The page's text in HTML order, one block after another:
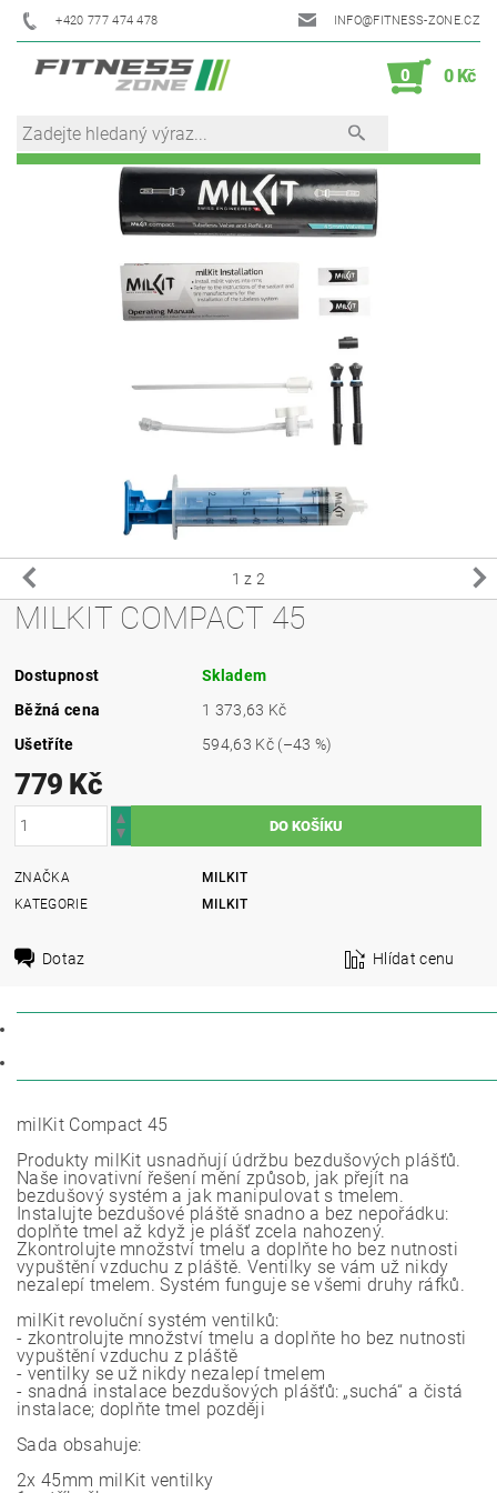
+420 777 474 478 INFO@FITNESS-ZONE.CZ
0 0 Kč
1 z 2
MILKIT COMPACT 45
Dostupnost
Skladem
Běžná cena
1 373,63 Kč
Ušetříte
594,63 Kč (–43 %)
779 Kč
ZNAČKA
MILKIT
KATEGORIE
MILKIT
Dotaz Hlídat cenu
milKit Compact 45
Produkty milKit usnadňují údržbu bezdušových plášťů.
Naše inovativní řešení mění způsob, jak přejít na
bezdušový systém a jak manipulovat s tmelem.
Instalujte bezdušové pláště snadno a bez nepořádku:
doplňte tmel až když je plášť zcela nahozený.
Zkontrolujte množství tmelu a doplňte ho bez nutnosti
vypuštění vzduchu z pláště. Ventilky se vám už nikdy
nezalepí tmelem. Systém funguje se všemi druhy ráfků.
milKit revoluční systém ventilků:
- zkontrolujte množství tmelu a doplňte ho bez nutnosti
vypuštění vzduchu z pláště
- ventilky se už nikdy nezalepí tmelem
- snadná instalace bezdušových plášťů: „suchá“ a čistá
instalace; doplňte tmel později
Sada obsahuje:
2x 45mm milKit ventilky